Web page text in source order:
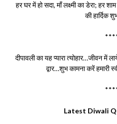
हर घर में हो सदा, माँ लक्ष्मी का डेरा; हर
की हार्दिक
दीपावली का यह प्यारा त्योहार…जीवन में
द्वार…शुभ कामना करें
Latest Diwali